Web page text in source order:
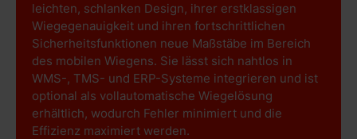
leichten, schlanken Design, ihrer erstklassigen
Wiegegenauigkeit und ihren fortschrittlichen
Sicherheitsfunktionen neue Maßstäbe im Bereich
des mobilen Wiegens. Sie lässt sich nahtlos in
WMS-, TMS- und ERP-Systeme integrieren und ist
optional als vollautomatische Wiegelösung
erhältlich, wodurch Fehler minimiert und die
Effizienz maximiert werden.